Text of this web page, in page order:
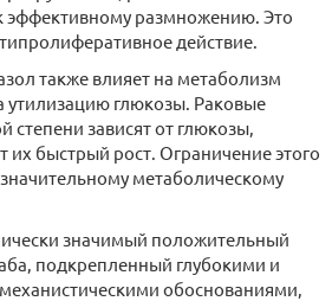
эффективному размножению. Это
действие.
также влияет на метаболизм
утилизацию глюкозы. Раковые
степени зависят от глюкозы,
их быстрый рост. Ограничение этого
метаболическому
значимый положительный
подкрепленный глубокими и
обоснованиями,